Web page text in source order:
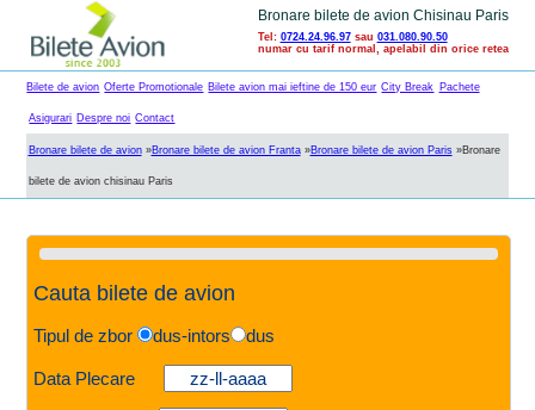
Bronare bilete de avion Chisinau Paris
Tel: 0724.24.96.97sau 031.080.90.50
numar cu tarif normal, apelabil din orice retea
Bilete de avion Oferte Promotionale Bilete avion mai ieftine de 150 eur City Break Pachete
Asigurari Despre noi Contact
Bronare bilete de avion»Bronare bilete de avion Franta»Bronare bilete de avion Paris»Bronare
bilete de avion chisinau Paris
Cauta bilete de avion
Tipul de zbor dus-intors dus
Data Plecare